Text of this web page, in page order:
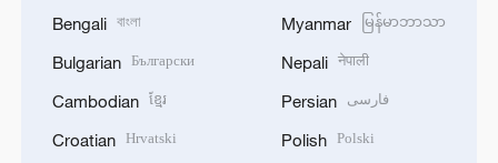
Bengali বাংলা
Bulgarian Български
Cambodian ខ្មែរ
Croatian Hrvatski
Myanmar မြန်မာဘာသာ
Nepali नेपाली
Persian فارسی
Polish Polski